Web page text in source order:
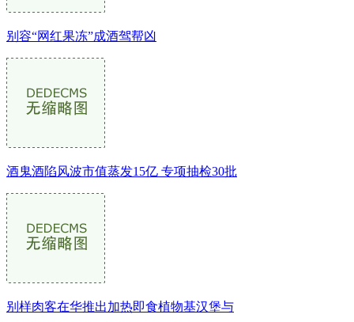
别容“网红果冻”成酒驾帮凶
酒鬼酒陷风波市值蒸发15亿 专项抽检30批
别样肉客在华推出加热即食植物基汉堡与